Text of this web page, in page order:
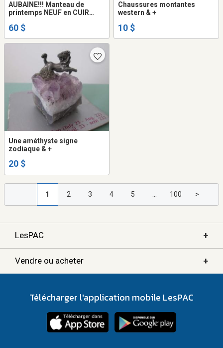
AUBAINE!!! Manteau de
printemps NEUF en CUIR
grandeur Large
60 $
Chaussures montantes
western & +
10 $
Une améthyste signe
zodiaque & +
20 $
1 2 3 4 5 ... 100 >
LesPAC +
Vendre ou acheter +
Télécharger l'application mobile LesPAC